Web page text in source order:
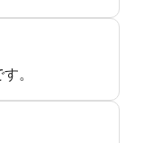
。